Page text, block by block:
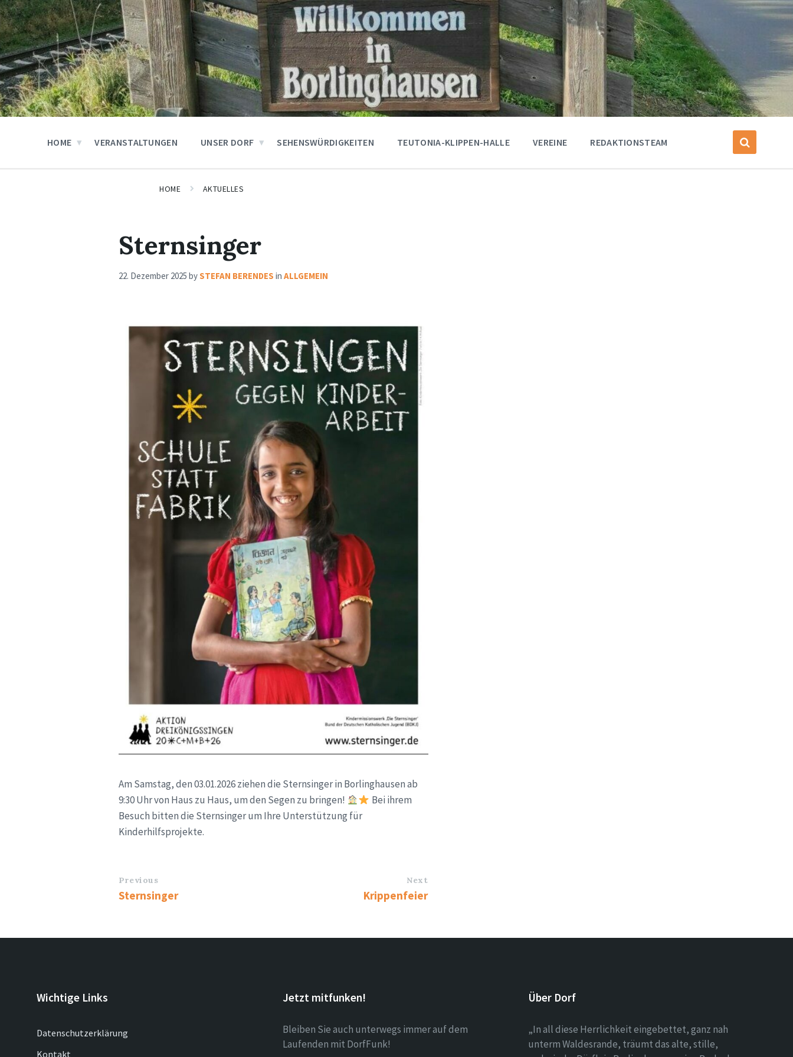
HOME VERANSTALTUNGEN UNSER DORF SEHENSWÜRDIGKEITEN TEUTONIA-KLIPPEN-HALLE VEREINE REDAKTIONSTEAM
HOME AKTUELLES
Sternsinger
22. Dezember 2025 bySTEFAN BERENDES in ALLGEMEIN
Am Samstag, den 03.01.2026 ziehen die Sternsinger in Borlinghausen ab
9:30 Uhr von Haus zu Haus, um den Segen zu bringen!
Bei ihrem
Besuch bitten die Sternsinger um Ihre Unterstützung für
Kinderhilfsprojekte.
Previous
Sternsinger
Next
Krippenfeier
Wichtige Links
Datenschutzerklärung
Kontakt
Jetzt mitfunken!
Bleiben Sie auch unterwegs immer auf dem
Laufenden mit DorfFunk!
Über Dorf
„In all diese Herrlichkeit eingebettet, ganz nah
unterm Waldesrande, träumt das alte, stille,